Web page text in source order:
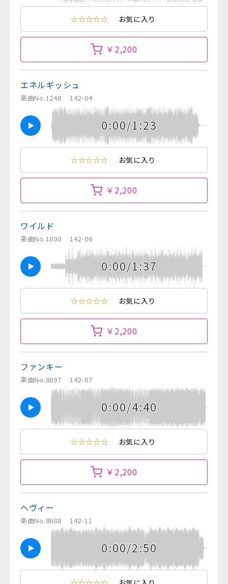
☆☆☆☆☆ お気に入り
￥2,200
エネルギッシュ
楽曲No.1248 142-04
0:00/1:23
☆☆☆☆☆ お気に入り
￥2,200
ワイルド
楽曲No.1800 142-06
0:00/1:37
☆☆☆☆☆ お気に入り
￥2,200
ファンキー
楽曲No.8697 142-07
0:00/4:40
☆☆☆☆☆ お気に入り
￥2,200
ヘヴィー
楽曲No.8688 142-11
0:00/2:50